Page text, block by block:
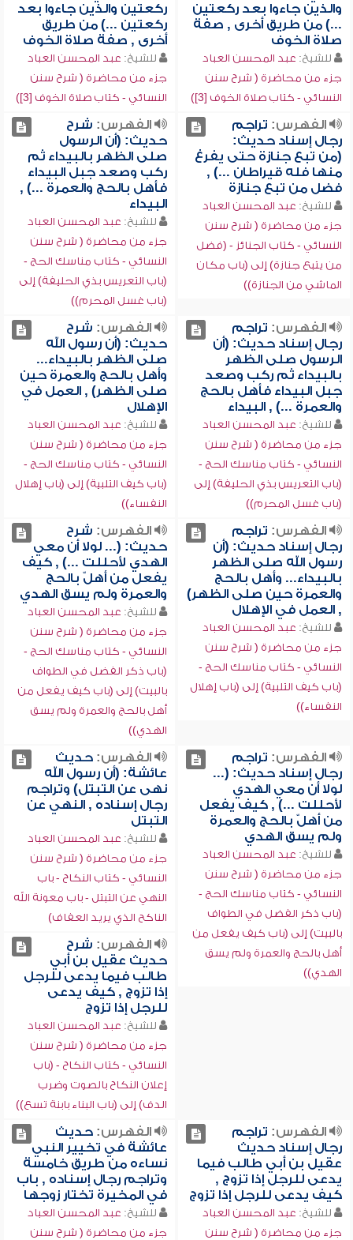
والذين جاءوا بعد ركعتين
...) من طريق أخرى , صفة
صلاة الخوف
للشيخ: عبد المحسن العباد
جزء من محاضرة ( شرح سنن
النسائي - كتاب صلاة الخوف [3])
ركعتين والذين جاءوا بعد
ركعتين ...) من طريق
أخرى , صفة صلاة الخوف
للشيخ: عبد المحسن العباد
جزء من محاضرة ( شرح سنن
النسائي - كتاب صلاة الخوف [3])
الفهرس: تراجم
رجال إسناد حديث:
(من تبع جنازة حتى يفرغ
منها فله قيراطان ...) ,
فضل من تبع جنازة
للشيخ: عبد المحسن العباد
جزء من محاضرة ( شرح سنن
النسائي - كتاب الجنائز - (فضل
من يتبع جنازة) إلى (باب مكان
الماشي من الجنازة))
الفهرس: شرح
حديث: (أن الرسول
صلى الظهر بالبيداء ثم
ركب وصعد جبل البيداء
فأهل بالحج والعمرة ...) ,
البيداء
للشيخ: عبد المحسن العباد
جزء من محاضرة ( شرح سنن
النسائي - كتاب مناسك الحج -
(باب التعريس بذي الحليفة) إلى
(باب غسل المحرم))
الفهرس: تراجم
رجال إسناد حديث: (أن
الرسول صلى الظهر
بالبيداء ثم ركب وصعد
جبل البيداء فأهل بالحج
والعمرة ...) , البيداء
للشيخ: عبد المحسن العباد
جزء من محاضرة ( شرح سنن
النسائي - كتاب مناسك الحج -
(باب التعريس بذي الحليفة) إلى
(باب غسل المحرم))
الفهرس: شرح
حديث: (أن رسول الله
صلى الظهر بالبيداء...
وأهل بالحج والعمرة حين
صلى الظهر) , العمل في
الإهلال
للشيخ: عبد المحسن العباد
جزء من محاضرة ( شرح سنن
النسائي - كتاب مناسك الحج -
(باب كيف التلبية) إلى (باب إهلال
النفساء))
الفهرس: تراجم
رجال إسناد حديث: (أن
رسول الله صلى الظهر
بالبيداء... وأهل بالحج
والعمرة حين صلى الظهر)
, العمل في الإهلال
للشيخ: عبد المحسن العباد
جزء من محاضرة ( شرح سنن
النسائي - كتاب مناسك الحج -
(باب كيف التلبية) إلى (باب إهلال
النفساء))
الفهرس: شرح
حديث: (... لولا أن معي
الهدي لأحللت ...) , كيف
يفعل من أهلّ بالحج
والعمرة ولم يسق الهدي
للشيخ: عبد المحسن العباد
جزء من محاضرة ( شرح سنن
النسائي - كتاب مناسك الحج -
(باب ذكر الفضل في الطواف
بالبيت) إلى (باب كيف يفعل من
أهل بالحج والعمرة ولم يسق
الهدي))
الفهرس: تراجم
رجال إسناد حديث: (...
لولا أن معي الهدي
لأحللت ...) , كيف يفعل
من أهلّ بالحج والعمرة
ولم يسق الهدي
للشيخ: عبد المحسن العباد
جزء من محاضرة ( شرح سنن
النسائي - كتاب مناسك الحج -
(باب ذكر الفضل في الطواف
بالبيت) إلى (باب كيف يفعل من
أهل بالحج والعمرة ولم يسق
الهدي))
الفهرس:حديث
عائشة: (أن رسول الله
نهى عن التبتل) وتراجم
رجال إسناده , النهي عن
التبتل
للشيخ: عبد المحسن العباد
جزء من محاضرة ( شرح سنن
النسائي - كتاب النكاح - باب
النهي عن التبتل - باب معونة الله
الناكح الذي يريد العفاف)
الفهرس: شرح
حديث عقيل بن أبي
طالب فيما يدعى للرجل
إذا تزوج , كيف يدعى
للرجل إذا تزوج
للشيخ: عبد المحسن العباد
جزء من محاضرة ( شرح سنن
النسائي - كتاب النكاح - (باب
إعلان النكاح بالصوت وضرب
الدف) إلى (باب البناء بابنة تسع))
الفهرس: تراجم
رجال إسناد حديث
عقيل بن أبي طالب فيما
يدعى للرجل إذا تزوج ,
كيف يدعى للرجل إذا تزوج
للشيخ: عبد المحسن العباد
جزء من محاضرة ( شرح سنن
الفهرس:حديث
عائشة في تخيير النبي
نساءه من طريق خامسة
وتراجم رجال إسناده , باب
في المخيرة تختار زوجها
للشيخ: عبد المحسن العباد
جزء من محاضرة ( شرح سنن